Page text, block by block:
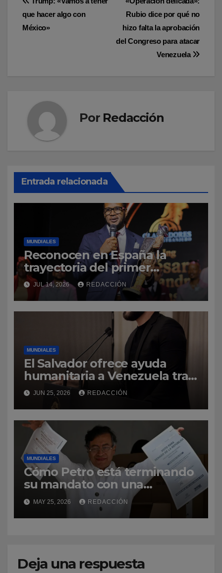
de
Rubio dice por qué no
hizo falta la aprobación
del Congreso para atacar
Venezuela
que hacer algo con
México»
Por Redacción
Entrada relacionada
MUNDIALES
Reconocen en España la
trayectoria del primer
profesor dominicano de
ingeniería civil en Cantabria
JUL 14, 2026 REDACCIÓN
MUNDIALES
El Salvador ofrece ayuda
humanitaria a Venezuela tras
la emergencia
JUN 25, 2026 REDACCIÓN
MUNDIALES
Cómo Petro está terminando
su mandato con una
popularidad «alta e inusual»
en Colombia (y qué papel
juega en las elecciones)
MAY 25, 2026 REDACCIÓN
Deja una respuesta